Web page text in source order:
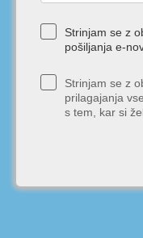
Strinjam se z
pošiljanja e-
Strinjam se z
prilagajanja
s tem, kar si